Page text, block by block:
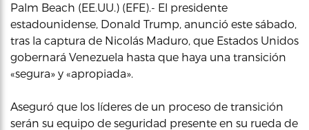
Palm Beach (EE.UU.) (EFE).- El presidente
estadounidense, Donald Trump, anunció este sábado,
tras la captura de Nicolás Maduro, que Estados Unidos
gobernará Venezuela hasta que haya una transición
«segura» y «apropiada».
Aseguró que los líderes de un proceso de transición
serán su equipo de seguridad presente en su rueda de